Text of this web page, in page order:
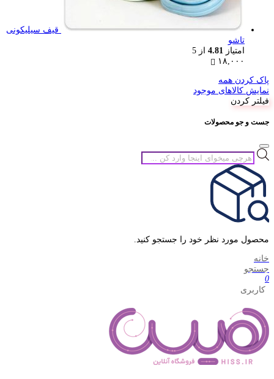
قیف سیلیکونی
تاشو
امتیاز
4.81 از 5
۱۸,۰۰۰
پاک کردن همه
نمایش کالاهای موجود
فیلتر کردن
جست و جو محصولات
جستجوی
محصولات
محصول مورد نظر خود را جستجو کنید.
خانه
جستجو
0
کاربری